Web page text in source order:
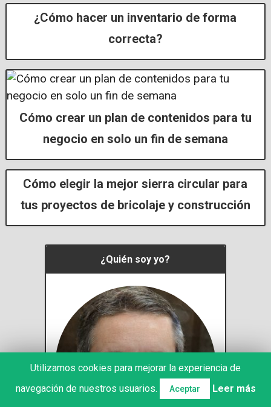
¿Cómo hacer un inventario de forma
correcta?
Cómo crear un plan de contenidos para tu
negocio en solo un fin de semana
Cómo elegir la mejor sierra circular para
tus proyectos de bricolaje y construcción
​¿Quién soy yo?
Utilizamos cookies para mejorar la experiencia de
navegación de nuestros usuarios.
Aceptar Leer más